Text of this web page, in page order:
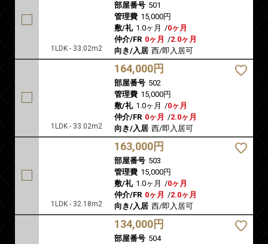
1LDK - 33.02m2
部屋番号 501
管理費 15,000円
敷/礼 1.0ヶ月 /0ヶ月
仲介/FR 0ヶ月 /2.0ヶ月
向き/入居 西/即入居可
1LDK - 33.02m2
164,000円
部屋番号 502
管理費 15,000円
敷/礼 1.0ヶ月 /0ヶ月
仲介/FR 0ヶ月 /2.0ヶ月
向き/入居 西/即入居可
1LDK - 32.18m2
163,000円
部屋番号 503
管理費 15,000円
敷/礼 1.0ヶ月 /0ヶ月
仲介/FR 0ヶ月 /2.0ヶ月
向き/入居 西/即入居可
134,000円
部屋番号 504